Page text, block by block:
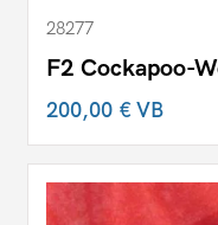
28277
F2 Cockapoo-
200,00 €VB